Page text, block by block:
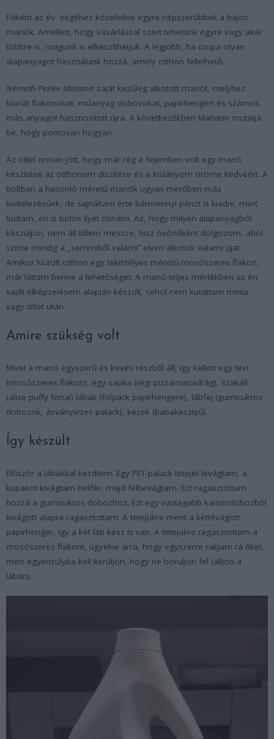
Főként az év végéhez közeledve egyre népszerűbbek a bájos
manók. Amellett, hogy vásárlással szert tehetünk egyre vagy akár
többre is, magunk is elkészíthetjük. A legjobb, ha csupa olyan
alapanyagot használunk hozzá, amely otthon fellelhető.
Németh-Penke Mariann saját kezűleg alkotott manót, melyhez
kiürült flakonokat, műanyag dobozokat, papírhengert és számos
más anyagot hasznosított újra. A következőkben Mariann mutatja
be, hogy pontosan hogyan.
Az ötlet onnan jött, hogy már rég a fejemben volt egy manó
készítése az otthonom díszítése és a kislányom öröme kedvéért. A
boltban a hasonló méretű manók ugyan merőben más
kivitelezésűek, de sajnáltam érte bármennyi pénzt is kiadni, mert
tudtam, én is tudok ilyet csinálni. Az, hogy milyen alapanyagból
készüljön, nem áll tőlem messze, hisz óvónőként dolgozom, ahol
szinte mindig a „semmiből valami” elven alkotok valami újat.
Amikor kiürült otthon egy tekintélyes méretű mosószeres flakon,
már láttam benne a lehetőséget. A manó teljes mértékben az én
saját elképzelésem alapján készült, sehol nem kutattam minta
vagy ötlet után.
Amire szükség volt
Mivel a manó egyszerű és kevés részből áll, így kellett egy test
(mosószeres flakon), egy sapka (régi pizsamanadrág), szakáll
(alize puffy fonal) lábak (folpack papírhengere), lábfej (gumicukros
dobozok, ásványvizes palack), kezek (babakesztyű).
Így készült
Előszór a lábakkal kezdtem. Egy PET-palack tetejét levágtam, a
kupakot kivágtam belőle, majd félbevágtam. Ezt ragasztottam
hozzá a gumicukros dobozhoz. Ezt egy vastagabb kartondobozból
kivágott alapra ragasztottam. A tetejükre ment a kettévágott
papírhenger, így a két láb kész is van. A tetejükre ragasztottam a
mosószeres flakont, ügyelve arra, hogy egyszerre rakjam rá őket,
mert egyensúlyba kell kerüljön, hogy ne boruljon fel (álljon a
lábán).